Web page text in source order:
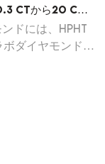
CTから20 CT
ドには、HPHT
ダイヤモンドが